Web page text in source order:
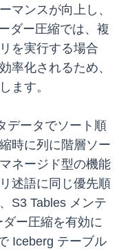
マンスが向上し、
ダー圧縮では、複
を実行する場合
率化されるため、
ます。
データでソート順
時に列に階層ソー
ネージド型の機能
述語に同じ優先順
S3 Tables メンテ
ー圧縮を有効に
Iceberg テーブル